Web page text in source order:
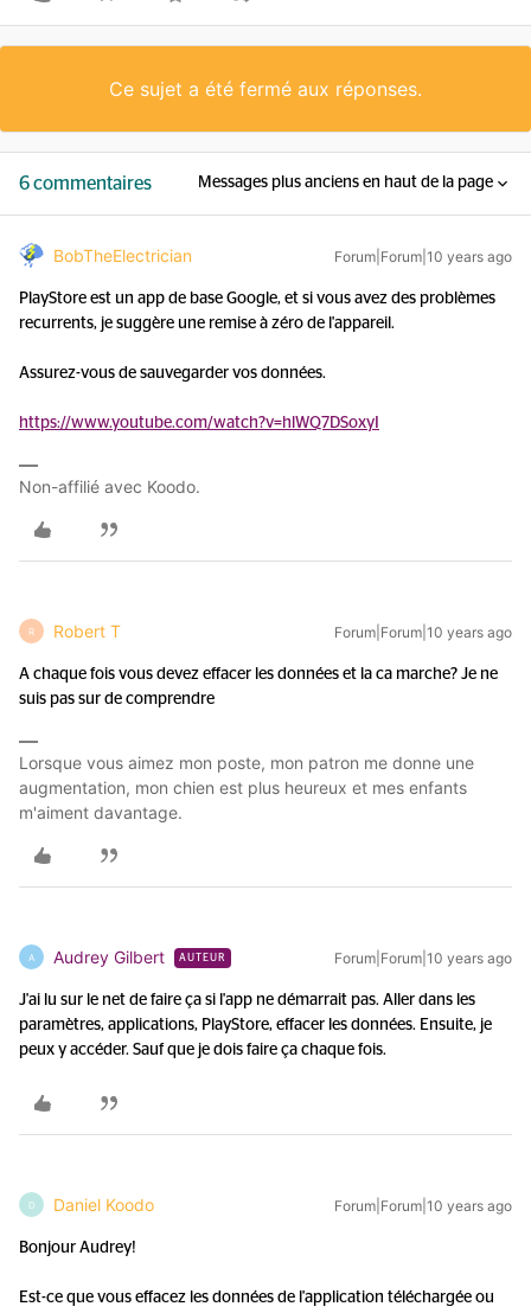
Ce sujet a été fermé aux réponses.
6 commentaires Messages plus anciens en haut de la page
BobTheElectrician Forum|Forum|10 years ago
PlayStore est un app de base Google, et si vous avez des problèmes
recurrents, je suggère une remise à zéro de l'appareil.
Assurez-vous de sauvegarder vos données.
https://www.youtube.com/watch?v=hlWQ7DSoxyI
Non-affilié avec Koodo.
R Robert T Forum|Forum|10 years ago
A chaque fois vous devez effacer les données et la ca marche? Je ne
suis pas sur de comprendre
Lorsque vous aimez mon poste, mon patron me donne une
augmentation, mon chien est plus heureux et mes enfants
m'aiment davantage.
A Audrey Gilbert AUTEUR Forum|Forum|10 years ago
J'ai lu sur le net de faire ça si l'app ne démarrait pas. Aller dans les
paramètres, applications, PlayStore, effacer les données. Ensuite, je
peux y accéder. Sauf que je dois faire ça chaque fois.
D Daniel Koodo Forum|Forum|10 years ago
Bonjour Audrey!
Est-ce que vous effacez les données de l'application téléchargée ou